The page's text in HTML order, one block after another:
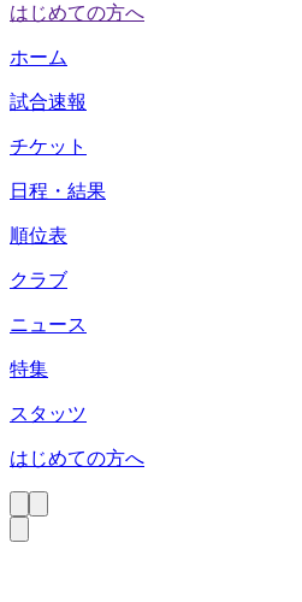
はじめての方へ
ホーム
試合速報
チケット
日程・結果
順位表
クラブ
ニュース
特集
スタッツ
はじめての方へ